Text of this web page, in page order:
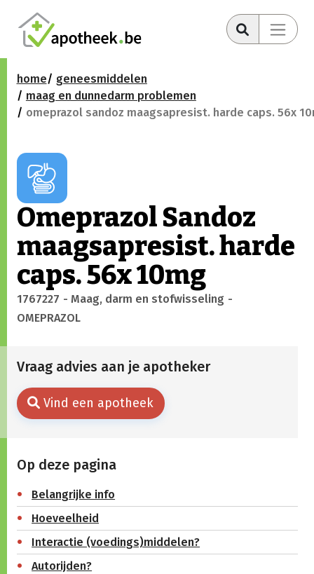
home
geneesmiddelen
maag en dunnedarm problemen
omeprazol sandoz maagsapresist. harde caps. 56x
Omeprazol Sandoz
maagsapresist. harde
caps. 56x 10mg
1767227 - Maag, darm en stofwisseling -
OMEPRAZOL
Vraag advies aan je apotheker
Vind een apotheek
Op deze pagina
Belangrijke info
Hoeveelheid
Interactie (voedings)middelen?
Autorijden?